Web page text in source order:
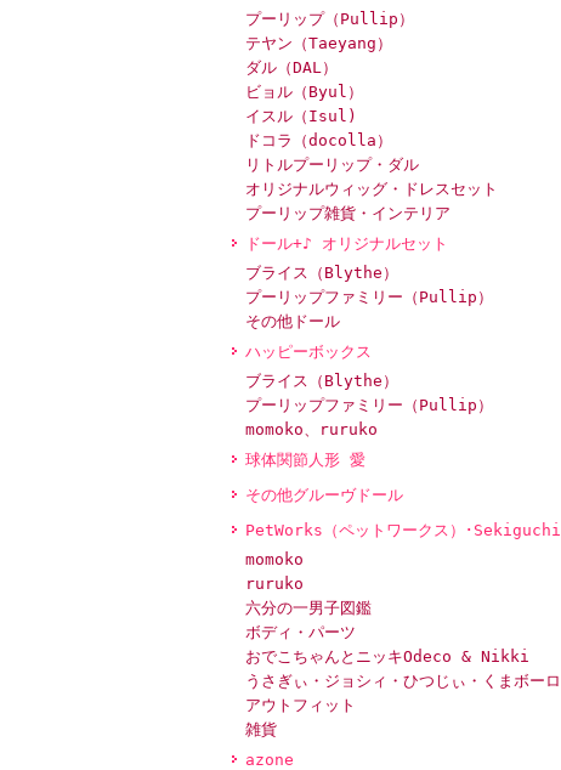
プーリップ（Pullip）
テヤン（Taeyang）
ダル（DAL）
ビョル（Byul）
イスル（Isul)
ドコラ（docolla）
リトルプーリップ・ダル
オリジナルウィッグ・ドレスセット
プーリップ雑貨・インテリア
ドール+♪ オリジナルセット
ブライス（Blythe）
プーリップファミリー（Pullip）
その他ドール
ハッピーボックス
ブライス（Blythe）
プーリップファミリー（Pullip）
momoko、ruruko
球体関節人形 愛
その他グルーヴドール
PetWorks（ペットワークス）･Sekiguchi
momoko
ruruko
六分の一男子図鑑
ボディ・パーツ
おでこちゃんとニッキOdeco & Nikki
うさぎぃ・ジョシィ・ひつじぃ・くまボーロ
アウトフィット
雑貨
azone